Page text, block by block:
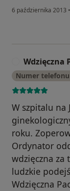
6 października 2013 •
Wdzięczna
Numer
W szpitalu na
roku.
Ordynator
wdzięczna za
ludzkie
Wdzięczna